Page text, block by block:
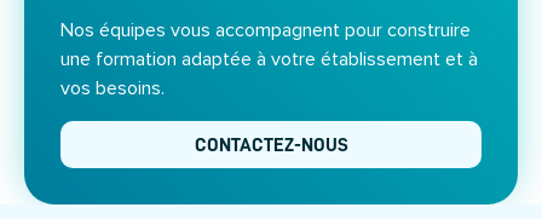
Nos équipes vous accompagnent pour construire
une formation adaptée à votre établissement et à
vos besoins.
CONTACTEZ-NOUS